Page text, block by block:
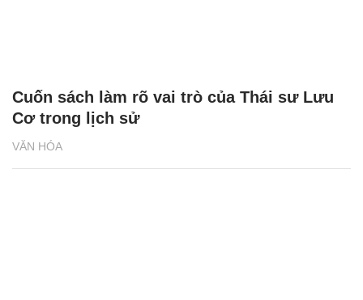
VĂN HÓA
Cuốn sách làm rõ vai trò của Thái sư Lưu
Cơ trong lịch sử